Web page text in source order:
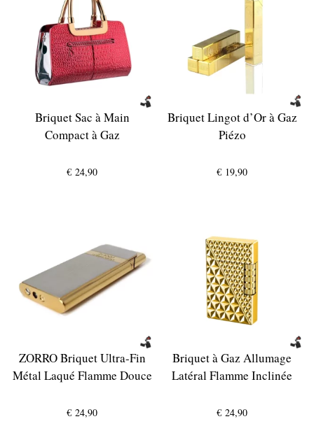
Briquet Sac à Main
Compact à Gaz
€ 24,90
Briquet Lingot d’Or à Gaz
Piézo
€ 19,90
ZORRO Briquet Ultra-Fin
Métal Laqué Flamme Douce
€ 24,90
Briquet à Gaz Allumage
Latéral Flamme Inclinée
€ 24,90